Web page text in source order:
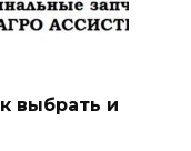
выбрать и